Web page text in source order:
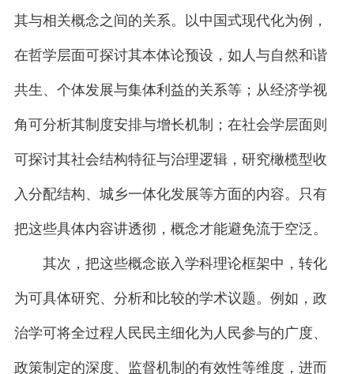
其与相关概念之间的关系。以中国式现代化为例，
在哲学层面可探讨其本体论预设，如人与自然和谐
共生、个体发展与集体利益的关系等；从经济学视
角可分析其制度安排与增长机制；在社会学层面则
可探讨其社会结构特征与治理逻辑，研究橄榄型收
入分配结构、城乡一体化发展等方面的内容。只有
把这些具体内容讲透彻，概念才能避免流于空泛。
其次，把这些概念嵌入学科理论框架中，转化
为可具体研究、分析和比较的学术议题。例如，政
治学可将全过程人民民主细化为人民参与的广度、
政策制定的深度、监督机制的有效性等维度，进而